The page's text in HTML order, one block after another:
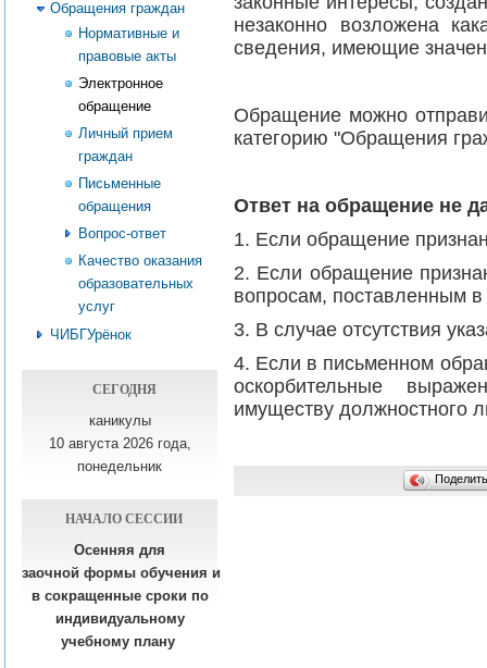
Обращения граждан
Нормативные и
правовые акты
Электронное
обращение
Личный прием
граждан
Письменные
обращения
Вопрос-ответ
Качество оказания
образовательных
услуг
ЧИБГУрёнок
СЕГОДНЯ
каникулы
10 августа 2026 года,
понедельник
НАЧАЛО СЕССИИ
Осенняя для
заочной формы обучения и
в сокращенные сроки по
индивидуальному
учебному плану​
незаконно возложена
сведения, имеющие
Обращение можно
категорию "Обращения
Ответ на обращение не
1. Если обращение
2. Если обращение
вопросам, поставленным
3. В случае отсутствия
4. Если в письменном
оскорбительные
имуществу должностного